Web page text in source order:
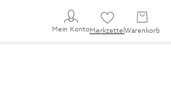
Mein KontoMerkzettel Warenkorb